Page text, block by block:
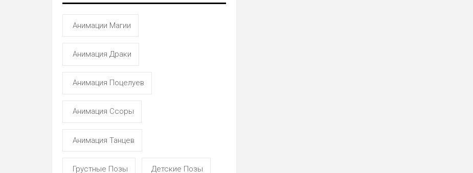
Анимации Магии
Анимация Драки
Анимация Поцелуев
Анимация Ссоры
Анимация Танцев
Грустные Позы Детские Позы